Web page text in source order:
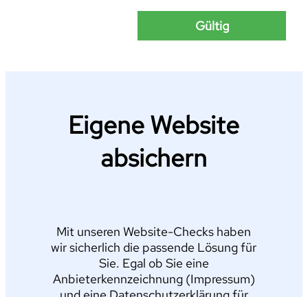
Gültig
Eigene Website
absichern
Mit unseren Website-Checks haben
wir sicherlich die passende Lösung für
Sie. Egal ob Sie eine
Anbieterkennzeichnung (Impressum)